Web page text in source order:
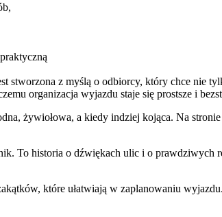
stworzona z myślą o odbiorcy, który chce nie
organizacja wyjazdu staje się prostsze i
żywiołowa, a kiedy indziej kojąca. Na
To historia o dźwiękach ulic i o
które ułatwiają w zaplanowaniu